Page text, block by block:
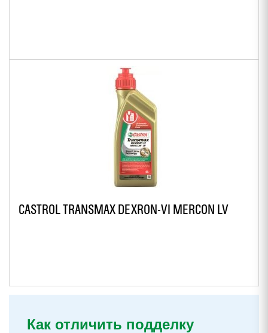
CASTROL TRANSMAX DEXRON-VI MERCON LV
Как отличить подделку